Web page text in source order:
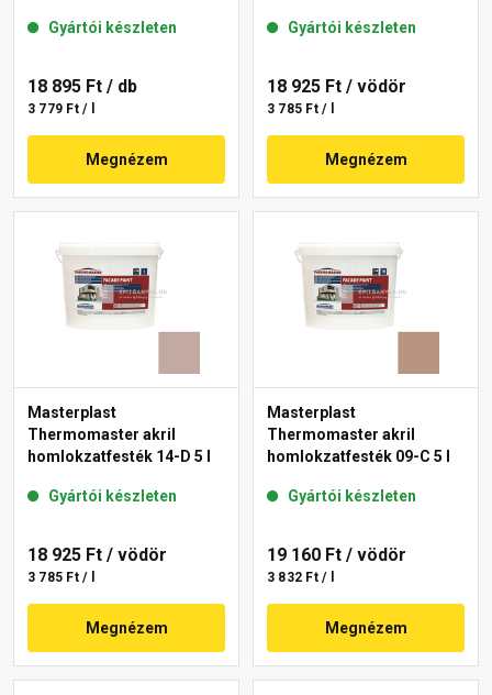
Gyártói készleten
18 895 Ft / db
3 779 Ft / l
Megnézem
Gyártói készleten
18 925 Ft / vödör
3 785 Ft / l
Megnézem
Masterplast
Thermomaster akril
homlokzatfesték 14-D 5 l
Gyártói készleten
18 925 Ft / vödör
3 785 Ft / l
Megnézem
Masterplast
Thermomaster akril
homlokzatfesték 09-C 5 l
Gyártói készleten
19 160 Ft / vödör
3 832 Ft / l
Megnézem